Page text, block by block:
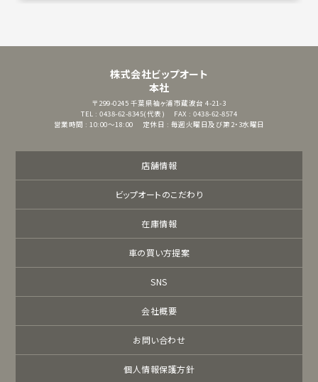
株式会社ビップオート
本社
〒299-0245 千葉県袖ヶ浦市蔵波台 4-21-3
TEL : 0438-62-8345(代表)
FAX : 0438-62-8574
営業時間 : 10:00～18:00
定休日 : 毎週火曜日及び第2・3水曜日
店舗情報
ビップオートのこだわり
在庫情報
車の買い方提案
SNS
会社概要
お問い合わせ
個人情報保護方針